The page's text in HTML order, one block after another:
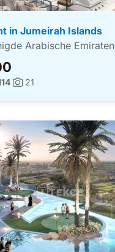
in Jumeirah Islands
Arabische Emiraten
Foto's:
21